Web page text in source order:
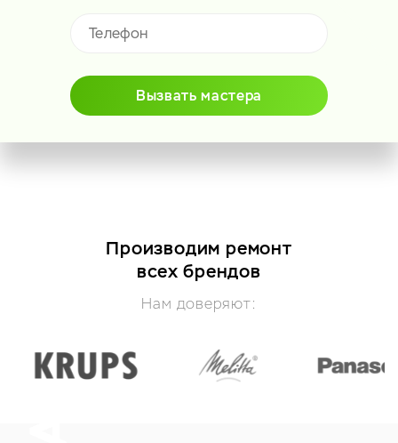
Вызвать мастера
Производим ремонт
всех брендов
Нам доверяют: